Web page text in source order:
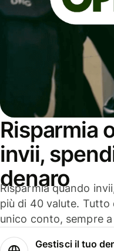
Risparmia
invii,
denaro
Risparmia quando
più di 40 valute. Tutto
unico conto, sempre
Gestisci il tuo